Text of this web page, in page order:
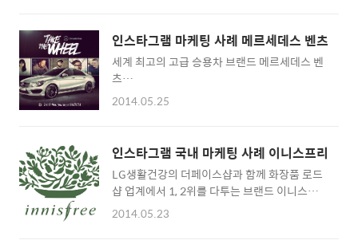
스토랑(http://comodonyc.com/)은 온라인
홍보에 일명 '먹스타그램'으로 알려진 인스타그
램을 활용했습니다. 먹는 사진이 많이, 자주 올
무 6년 이상의 대리~과장급 1명까지 총 2명의
인원을 충원합니다. 2009년 초에 '블로그로 취
업이 가능한
가'(http://bloggertip.com/3450)라는 글을
올렸는데 당시만 하더라도 SNS 마케팅 관련 채
정도로 마케팅/홍보 분야에서 SNS 및 온라인
채널의 중요성이 점점 부각되고 있고 인력 채용
도 활발히 진행되고 있습니다. 격세지감입니다.
채용페이지 바로가기 http:/..
인스타그램 마케팅 사례 메르세데스 벤츠
세계 최고의 고급 승용차 브랜드 메르세데스 벤
츠
(http://www.mbusa.com/mercedes/index)
니다. 인스타그램에 사진을 올리면 단숨에 수백
개, 수천개의 좋아요(Like)를 얻어내는 5명의
유저를 선정하고 이들을 '베스트 포토그래퍼'로
명명했습니다. 5인의 포토그래퍼에게 주어진
미션은 신형 벤츠를 타고 여행을 떠나 그들의 여
2014.05.25
인스타그램 국내 마케팅 사례 이니스프리
LG생활건강의 더페이스샵과 함께 화장품 로드
샵 업계에서 1, 2위를 다투는 브랜드 이니스프
리가 인스타그램 론칭과 함께 진행한 캠페인입
2014.05.23